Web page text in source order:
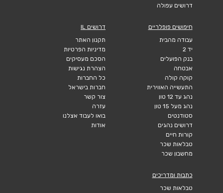
דרושים עפולה
חיפושים פופלריים
עבודה מהבית
יד 2
בנק הפועלים
אבטחה
קוקה קולה
התעשייה האווירית
נהג עד 12 טון
נהג מעל 15 טון
סטודנטים
דרושים נהגים
קורות חיים
טבלאות שכר
מחשבון שכר
דרושים IL
תקנון האתר
מדיניות הפרטיות
הסכם מעסיקים
הצהרת נגישות
כל החברות
חברות בישראל
צור קשר
עזרה
בואו לעבוד אצלנו
אודות
כתבות ומדריכים
טבלאות שכר